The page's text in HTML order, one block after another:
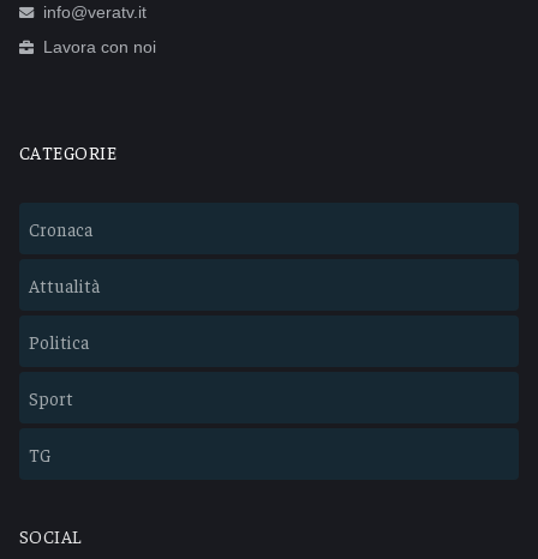
info@veratv.it
Lavora con noi
CATEGORIE
Cronaca
Attualità
Politica
Sport
TG
SOCIAL